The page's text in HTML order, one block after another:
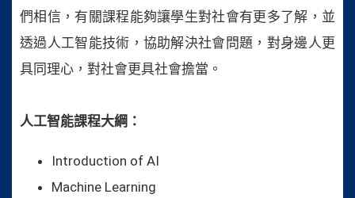
們相信，有關課程能夠讓學生對社會有更多了解，並
透過人工智能技術，協助解決社會問題，對身邊人更
具同理心，對社會更具社會擔當。
人工智能課程大綱：
Introduction of AI
Machine Learning